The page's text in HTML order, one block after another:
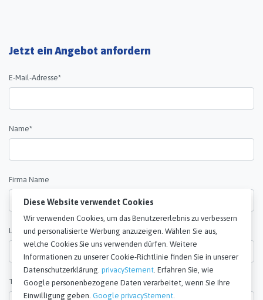
Jetzt ein Angebot anfordern
E-Mail-Adresse*
Name*
Firma Name
Land*
Telefonnummer
Diese Website verwendet Cookies
Wir verwenden Cookies, um das Benutzererlebnis zu verbessern
und personalisierte Werbung anzuzeigen. Wählen Sie aus,
welche Cookies Sie uns verwenden dürfen. Weitere
Informationen zu unserer Cookie-Richtlinie finden Sie in unserer
Datenschutzerklärung. privacyStement . Erfahren Sie, wie
Google personenbezogene Daten verarbeitet, wenn Sie Ihre
Einwilligung geben. Google privacyStement